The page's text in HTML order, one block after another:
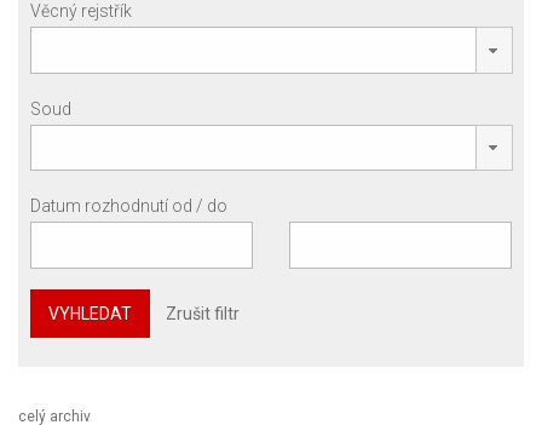
Věcný rejstřík
Soud
Datum rozhodnutí od / do
VYHLEDAT Zrušit filtr
celý archiv